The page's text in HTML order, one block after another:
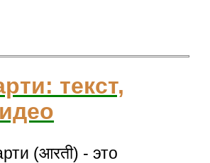
текст,
(आरती) - это